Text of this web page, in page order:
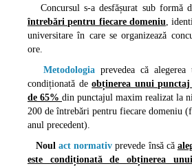
Concursul s-a desfășurat sub formă
întrebări pentru fiecare domeniu,
universitare în care se organizează
ore.
Metodologia prevedea că
condiționată deobținerea unui
de 65% din punctajul maxim realizat la
200 de întrebări pentru fiecare domeniu
anul precedent).
Noulact normativ prevede însă că
este condiționată de obținerea